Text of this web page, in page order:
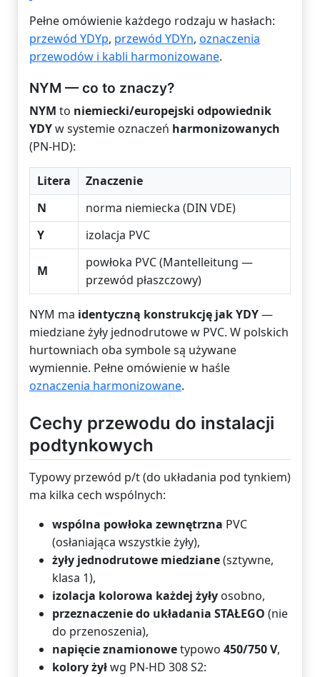
Pełne omówienie każdego rodzaju w hasłach:
przewód YDYp, przewód YDYn, oznaczenia
przewodów i kabli harmonizowane.
NYM — co to znaczy?
NYM to niemiecki/europejski odpowiednik
YDYw systemie oznaczeń harmonizowanych
(PN-HD):
Litera
Znaczenie
N
norma niemiecka (DIN VDE)
Y
izolacja PVC
M
powłoka PVC (Mantelleitung —
przewód płaszczowy)
NYM ma identyczną konstrukcję jak YDY—
miedziane żyły jednodrutowe w PVC. W polskich
hurtowniach oba symbole są używane
wymiennie. Pełne omówienie w haśle
oznaczenia harmonizowane.
Cechy przewodu do instalacji
podtynkowych
Typowy przewód p/t (do układania pod tynkiem)
ma kilka cech wspólnych:
wspólna powłoka zewnętrzna PVC
(osłaniająca wszystkie żyły),
żyły jednodrutowe miedziane(sztywne,
klasa 1),
izolacja kolorowa każdej żyły osobno,
przeznaczenie do układania STAŁEGO (nie
do przenoszenia),
napięcie znamionowetypowo 450/750 V,
kolory żyłwg PN-HD 308 S2: